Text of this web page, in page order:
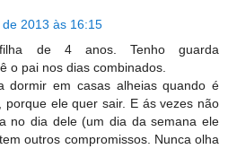
2013 às 16:15
de 4 anos. Tenho guarda
o pai nos dias combinados.
dormir em casas alheias quando é
porque ele quer sair. E ás vezes não
no dia dele (um dia da semana ele
outros compromissos. Nunca olha